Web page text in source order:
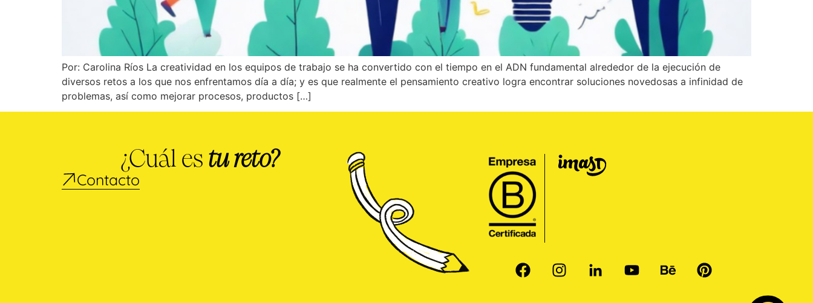
Por: Carolina Ríos La creatividad en los equipos de trabajo se ha convertido con el tiempo en el ADN fundamental alrededor de la ejecución de
diversos retos a los que nos enfrentamos día a día; y es que realmente el pensamiento creativo logra encontrar soluciones novedosas a infinidad de
problemas, así como mejorar procesos, productos […]
¿Cuál es tu reto?
Contacto